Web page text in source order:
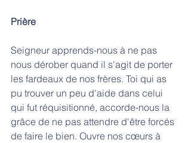
Prière
Seigneur apprends-nous à ne pas
nous dérober quand il s'agit de porter
les fardeaux de nos frères. Toi qui as
pu trouver un peu d'aide dans celui
qui fut réquisitionné, accorde-nous la
grâce de ne pas attendre d'être forcés
de faire le bien. Ouvre nos cœurs à